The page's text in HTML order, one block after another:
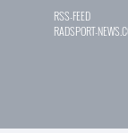
RSS-FEED
RADSPORT-